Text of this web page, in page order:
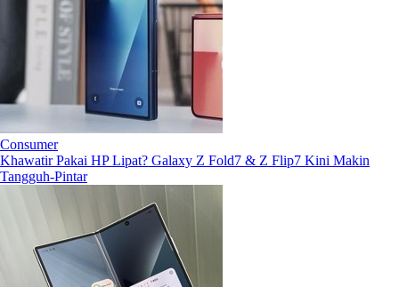
Consumer
Khawatir Pakai HP Lipat? Galaxy Z Fold7 & Z Flip7 Kini Makin
Tangguh-Pintar